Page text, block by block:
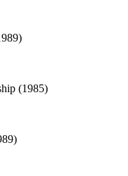
(1985)